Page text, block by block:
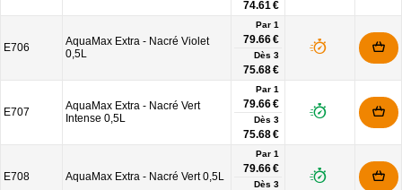
74.61 €
E706
AquaMax Extra - Nacré Violet
0,5L
Par 1
79.66 €
Dès 3
75.68 €
E707
AquaMax Extra - Nacré Vert
Intense 0,5L
Par 1
79.66 €
Dès 3
75.68 €
E708 AquaMax Extra - Nacré Vert 0,5L
Par 1
79.66 €
Dès 3